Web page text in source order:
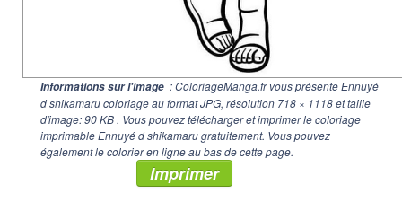
Informations sur l'image : ColoriageManga.fr vous présente Ennuyé
d shikamaru coloriage au format JPG, résolution 718 × 1118et taille
d'image: 90 KB . Vous pouvez télécharger et imprimer le coloriage
imprimable Ennuyé d shikamaru gratuitement. Vous pouvez
également le colorier en ligne au bas de cette page.
Imprimer